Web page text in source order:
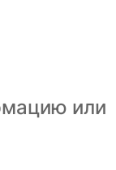
или